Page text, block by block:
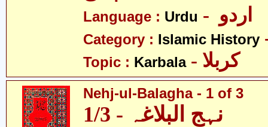
Language : Urdu
Category : Islamic History
Topic : Karbala - کربلا
Nehj-ul-Balagha - 1 of 3
نہج البلاغہ - 1/3